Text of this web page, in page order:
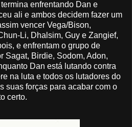
enfrentando Dan e
ali e ambos decidem fazer um
vencer Vega/Bison,
Li, Dhalsim, Guy e Zangief,
e enfrentam o grupo de
Sagat, Birdie, Sodom, Adon,
Dan está lutando contra
na luta e todos os lutadores do
suas forças para acabar com o
certo.